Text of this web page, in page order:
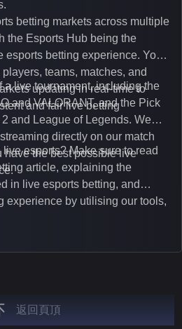
betting markets across multiple
the Esports Hub being the
esports betting experience. You
teams, matches, and
updating in real-time to
and fair live betting
a live tournament, including the
and VALORANT, and the Pick
and League of Legends. We
directly on our match
have the best possible live
esports? Make sure to read
article, explaining the
in live esports betting, and
experience by utilising our tools,
match and round
esports events.
返回頁頂